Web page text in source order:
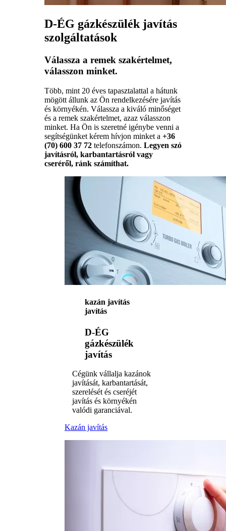
D-ÉG gázkészülék javítás
szolgáltatások
Válassza a remek szakértelmet,
válasszon minket.
Több, mint 20 éves tapasztalattal a hátunk
mögött állunk az Ön rendelkezésére javítás
és környékén. Válassza a kiváló minőséget
és a remek szakértelmet, azaz válasszon
minket. Ha Ön is szeretné igénybe venni a
segítségünket kérem hívjon minket a +36
(70) 600 37 72 telefonszámon. Legyen szó
javításról, karbantartásról vagy
cseréről, ránk számíthat.
kazán javítás
javítás
D-ÉG
gázkészülék
javítás
Cégünk vállalja kazánok
javítását, karbantartását,
szerelését és cseréjét
javítás és környékén
valódi garanciával.
Kazán javítás